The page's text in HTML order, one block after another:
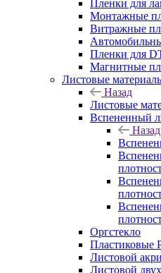
Пленки для
Монтажные
Витражные
Пленки для
Магнитные
Листовые
Назад
Листовые
Вспененный
Назад
Оргстекло
Пластиковые
Листовой
Листовой